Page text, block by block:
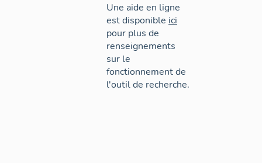
Une aide en ligne
est disponible ici
pour plus de
renseignements
sur le
fonctionnement de
l'outil de recherche.